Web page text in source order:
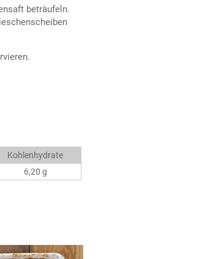
beträufeln.
Kohlenhydrate
6,20 g